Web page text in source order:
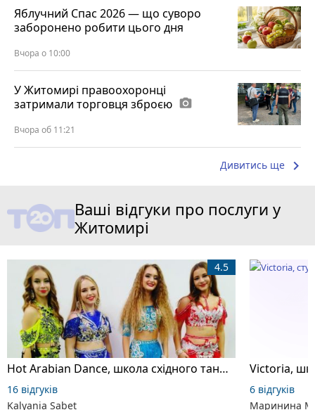
Яблучний Спас 2026 — що суворо
заборонено робити цього дня
Вчора о 10:00
У Житомирі правоохоронці
затримали торговця зброєю photo_camera
Вчора об 11:21
Дивитись ще keyboard_arrow_right
Ваші відгуки про послуги у
Житомирі
Hot Arabian Dance, школа східного танцю
4.5
16 відгуків
Kalyania Sabet
6 відгуків
Маринина